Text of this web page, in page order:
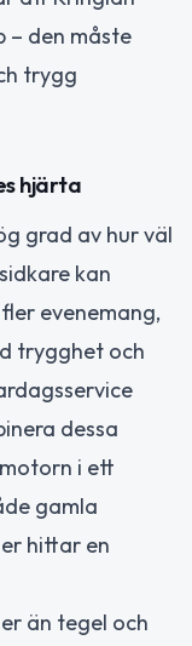
– den måste
trygg
hjärta
grad av hur väl
kan
evenemang,
trygghet och
dessa
i ett
gamla
hittar en
än tegel och